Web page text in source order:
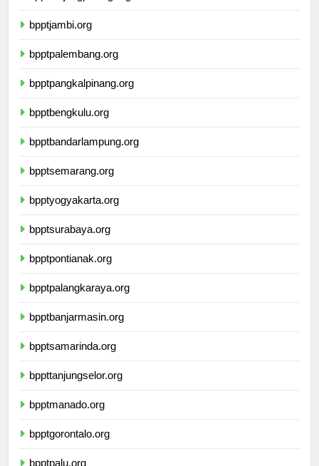
bpptjambi.org
bpptpalembang.org
bpptpangkalpinang.org
bpptbengkulu.org
bpptbandarlampung.org
bpptsemarang.org
bpptyogyakarta.org
bpptsurabaya.org
bpptpontianak.org
bpptpalangkaraya.org
bpptbanjarmasin.org
bpptsamarinda.org
bppttanjungselor.org
bpptmanado.org
bpptgorontalo.org
bpptpalu.org